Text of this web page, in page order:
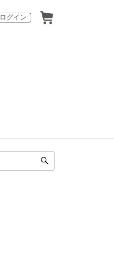
ログイン